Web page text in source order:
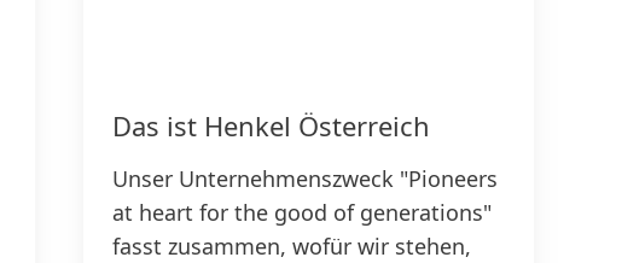
Das ist Henkel Österreich
Unser Unternehmenszweck "Pioneers
at heart for the good of generations"
fasst zusammen, wofür wir stehen,